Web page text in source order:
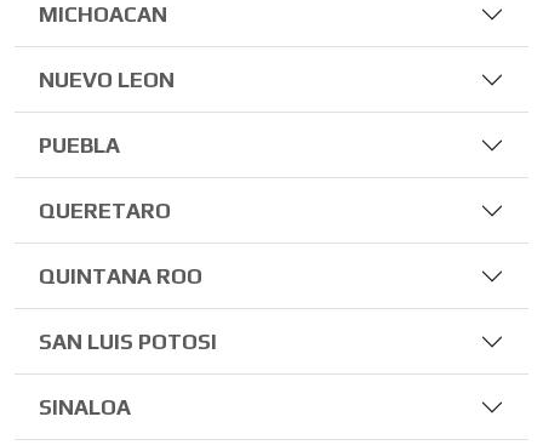
MICHOACAN
NUEVO LEON
PUEBLA
QUERETARO
QUINTANA ROO
SAN LUIS POTOSI
SINALOA